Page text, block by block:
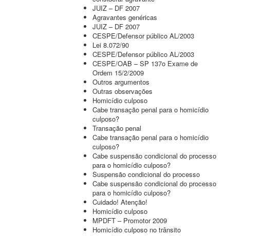
JUIZ – DF 2007
Agravantes genéricas
JUIZ – DF 2007
CESPE/Defensor público AL/2003
Lei 8.072/90
CESPE/Defensor público AL/2003
CESPE/OAB – SP 137o Exame de
Ordem 15/2/2009
Outros argumentos
Outras observações
Homicídio culposo
Cabe transação penal para o homicídio
culposo?
Transação penal
Cabe transação penal para o homicídio
culposo?
Cabe suspensão condicional do processo
para o homicídio culposo?
Suspensão condicional do processo
Cabe suspensão condicional do processo
para o homicídio culposo?
Cuidado! Atenção!
Homicídio culposo
MPDFT – Promotor 2009
Homicídio culposo no trânsito